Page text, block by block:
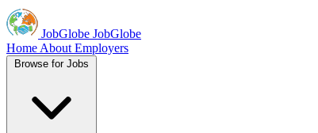
JobGlobe JobGlobe
Home About Employers
Browse for Jobs